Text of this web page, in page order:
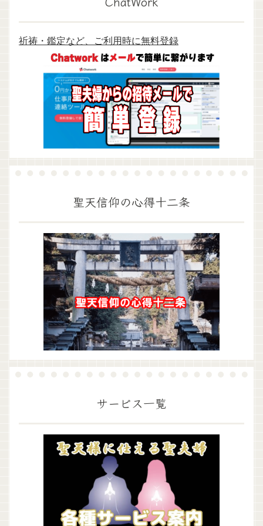
祈祷・鑑定など、ご利用時に無料登録
聖天信仰の心得十二条
サービス一覧